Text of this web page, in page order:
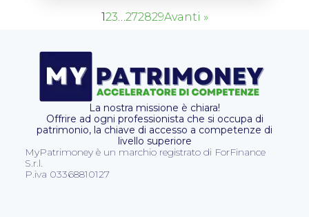
123…272829Avanti »
La nostra missione è chiara!
Offrire ad ogni professionista che si occupa di
patrimonio, la chiave di accesso a competenze di
livello superiore
MyPatrimoney è un marchio registrato di ForFinance
S.r.l.
P.iva 03368810127